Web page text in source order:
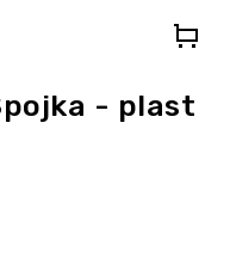
- plast